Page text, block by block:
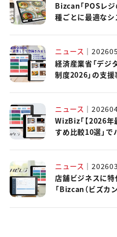
Bizcan「POSレ
種ごとに最適なシ
ニュース ｜
経済産業省「デジ
制度2026」の支
ニュース ｜
WizBiz「【2026年
すめ比較10選」
ニュース ｜
店舗ビジネスに
「Bizcan（ビズカ